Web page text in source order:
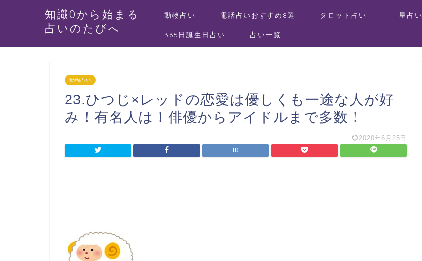
知識0から始まる
占いのたびへ
動物占い 電話占いおすすめ8選 タロット占い 星占い
365日誕生日占い 占い一覧
動物占い
23.ひつじ×レッドの恋愛は優しくも一途な人が好
み！有名人は！俳優からアイドルまで多数！
2020年6月25日